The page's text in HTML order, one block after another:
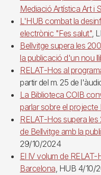
Mediació Artística Art i
L'HUB combat la
electrònic "Fes salut",
Bellvitge supera les
la publicació d'un nou
RELAT-Hos al
partir del m. 25 de
La Biblioteca COIB
parlar sobre el projecte
RELAT-Hos supera
de Bellvitge amb la
29/10/2024
El IV volum de
Barcelona, HUB 4/10/